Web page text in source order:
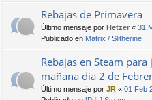
Rebajas de Primavera
Último mensaje por Hetzer « 31
Publicado en Matrix / Slitherine
Rebajas en Steam
mañana dia 2 de
Último mensaje por JR « 01 Feb